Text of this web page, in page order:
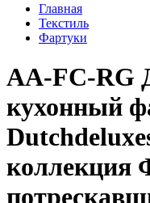
Главная
Текстиль
Фартуки
AA-FC-RG
кухонный
коллекция